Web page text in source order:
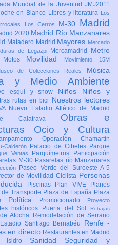
Mundial de la Juventud JMJ2011
en Blanco Libros y literatura
Los
Los Cerros M-30 Madrid
2020 Madrid Río Manzanares
Matadero Madrid Mayores Mercado
de Legazpi
Mercamadrid Metro
Motos Movilidad Movimiento 15M
de Colecciones Reales Música
y Medio Ambiente
esquí y snow Niños Niños y
rutas en bici Nuestros lectores
Nuevo Estadio Atlético de Madrid
Calatrava Obras e
Ocio y Cultura
Operación Chamartín
Calderón Palacio de Cibeles Parque
Ventas Parquímetros
Participación
M-30 Pasarelas río Manzanares
Paseo Verde del Suroeste A-5
de Movilidad Ciclista Personas
Piscinas Plan VIVE
Planes
de Transporte Plaza de España Plaza
Política Promocionado
Proyecto
históricos Puerta del Sol Rebajas
Atocha
Remodelación de Serrano
Santiago Bernabéu Renfe -
en directo Restaurantes en Madrid
Isidro Sanidad Seguridad y